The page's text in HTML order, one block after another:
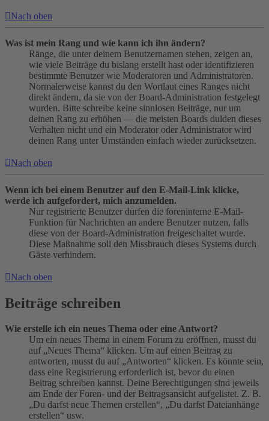
Nach oben
Was ist mein Rang und wie kann ich ihn ändern?
Ränge, die unter deinem Benutzernamen stehen, zeigen an,
wie viele Beiträge du bislang erstellt hast oder identifizieren
bestimmte Benutzer wie Moderatoren und Administratoren.
Normalerweise kannst du den Wortlaut eines Ranges nicht
direkt ändern, da sie von der Board-Administration festgelegt
wurden. Bitte schreibe keine sinnlosen Beiträge, nur um
deinen Rang zu erhöhen — die meisten Boards dulden dieses
Verhalten nicht und ein Moderator oder Administrator wird
deinen Rang unter Umständen einfach wieder zurücksetzen.
Nach oben
Wenn ich bei einem Benutzer auf den E-Mail-Link klicke,
werde ich aufgefordert, mich anzumelden.
Nur registrierte Benutzer dürfen die foreninterne E-Mail-
Funktion für Nachrichten an andere Benutzer nutzen, falls
diese von der Board-Administration freigeschaltet wurde.
Diese Maßnahme soll den Missbrauch dieses Systems durch
Gäste verhindern.
Nach oben
Beiträge schreiben
Wie erstelle ich ein neues Thema oder eine Antwort?
Um ein neues Thema in einem Forum zu eröffnen, musst du
auf „Neues Thema“ klicken. Um auf einen Beitrag zu
antworten, musst du auf „Antworten“ klicken. Es könnte sein,
dass eine Registrierung erforderlich ist, bevor du einen
Beitrag schreiben kannst. Deine Berechtigungen sind jeweils
am Ende der Foren- und der Beitragsansicht aufgelistet. Z. B.
„Du darfst neue Themen erstellen“, „Du darfst Dateianhänge
erstellen“ usw.